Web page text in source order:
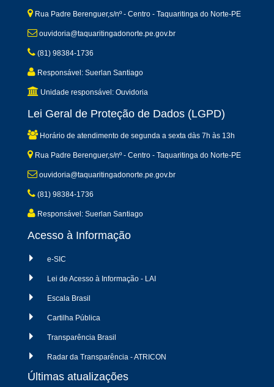
Rua Padre Berenguer,s/nº - Centro - Taquaritinga do Norte-PE
ouvidoria@taquaritingadonorte.pe.gov.br
(81) 98384-1736
Responsável: Suerlan Santiago
Unidade responsável: Ouvidoria
Lei Geral de Proteção de Dados (LGPD)
Horário de atendimento de segunda a sexta dàs 7h às 13h
Rua Padre Berenguer,s/nº - Centro - Taquaritinga do Norte-PE
ouvidoria@taquaritingadonorte.pe.gov.br
(81) 98384-1736
Responsável: Suerlan Santiago
Acesso à Informação
e-SIC
Lei de Acesso à Informação - LAI
Escala Brasil
Cartilha Pública
Transparência Brasil
Radar da Transparência - ATRICON
Últimas atualizações